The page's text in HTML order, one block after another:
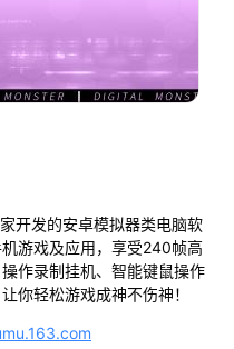
开发的安卓模拟器类电脑软
游戏及应用，享受240帧高
作录制挂机、智能键鼠操作
你轻松游戏成神不伤神！